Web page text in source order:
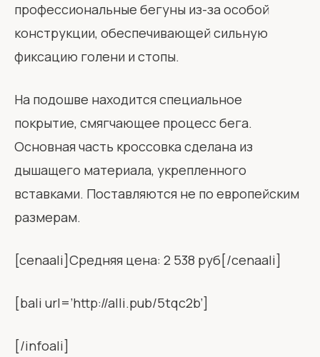
профессиональные бегуны из-за особой
конструкции, обеспечивающей сильную
фиксацию голени и стопы.
На подошве находится специальное
покрытие, смягчающее процесс бега.
Основная часть кроссовка сделана из
дышащего материала, укрепленного
вставками. Поставляются не по европейским
размерам.
[cenaali]Средняя цена: 2 538 руб[/cenaali]
[bali url=’http://alli.pub/5tqc2b’]
[/infoali]